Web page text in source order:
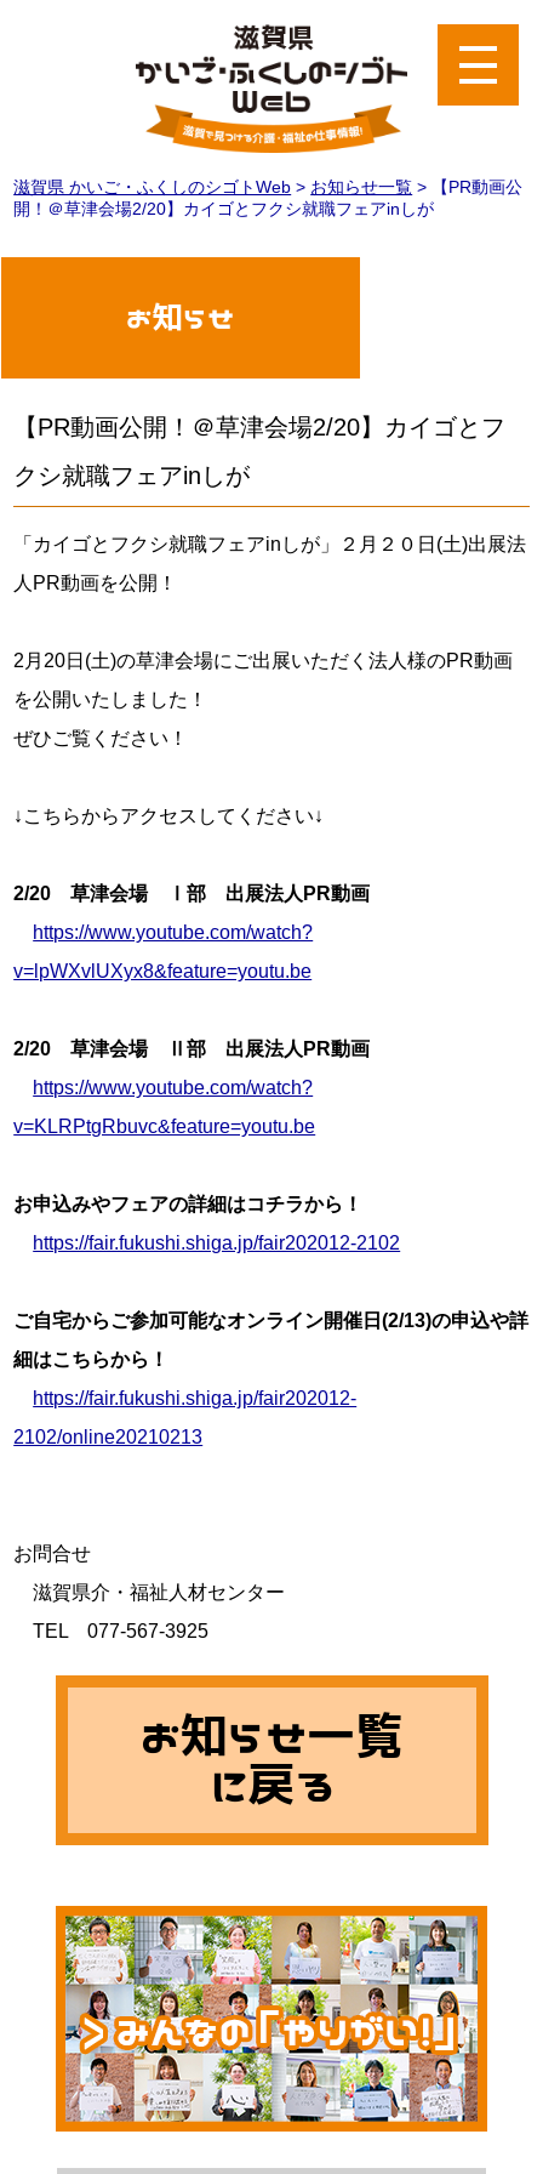
滋賀県 かいご・ふくしのシゴトWeb > お知らせ一覧 >
【PR動画公
開！＠草津会場2/20】カイゴとフクシ就職フェアinしが
お知らせ
【PR動画公開！＠草津会場2/20】カイゴとフ
クシ就職フェアinしが
「カイゴとフクシ就職フェアinしが」２月２０日(土)出展法
人PR動画を公開！
2月20日(土)の草津会場にご出展いただく法人様のPR動画
を公開いたしました！
ぜひご覧ください！
↓こちらからアクセスしてください↓
2/20　草津会場　Ⅰ部　出展法人PR動画
https://www.youtube.com/watch?
v=lpWXvlUXyx8&feature=youtu.be
2/20　草津会場　Ⅱ部　出展法人PR動画
https://www.youtube.com/watch?
v=KLRPtgRbuvc&feature=youtu.be
お申込みやフェアの詳細はコチラから！
https://fair.fukushi.shiga.jp/fair202012-2102
ご自宅からご参加可能なオンライン開催日(2/13)の申込や詳
細はこちらから！
https://fair.fukushi.shiga.jp/fair202012-
2102/online20210213
お問合せ
滋賀県介・福祉人材センター
TEL　077-567-3925
お知らせ一覧
に戻る